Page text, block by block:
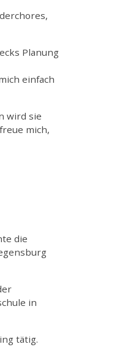
Planung
einfach
wird sie
mich,
die
in
tätig.